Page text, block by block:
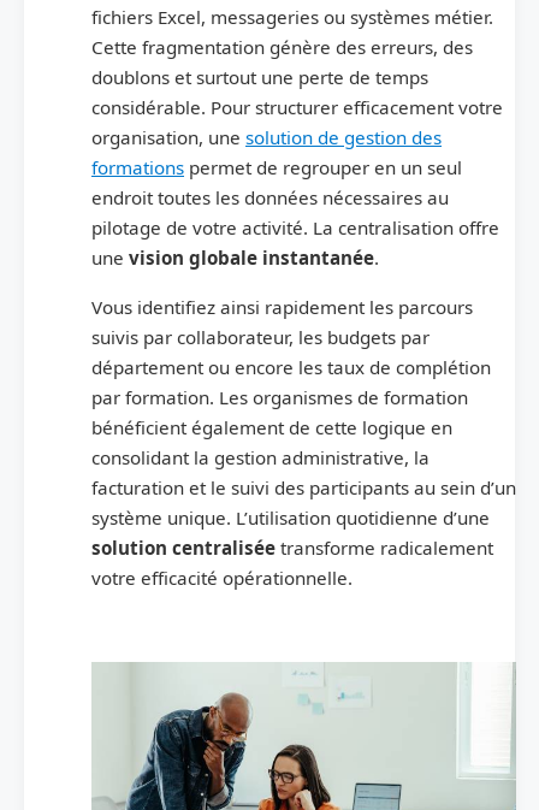
fichiers Excel, messageries ou systèmes métier.
Cette fragmentation génère des erreurs, des
doublons et surtout une perte de temps
considérable. Pour structurer efficacement votre
organisation, une solution de gestion des
formations permet de regrouper en un seul
endroit toutes les données nécessaires au
pilotage de votre activité. La centralisation offre
une vision globale instantanée.
Vous identifiez ainsi rapidement les parcours
suivis par collaborateur, les budgets par
département ou encore les taux de complétion
par formation. Les organismes de formation
bénéficient également de cette logique en
consolidant la gestion administrative, la
facturation et le suivi des participants au sein d’un
système unique. L’utilisation quotidienne d’une
solution centralisée transforme radicalement
votre efficacité opérationnelle.